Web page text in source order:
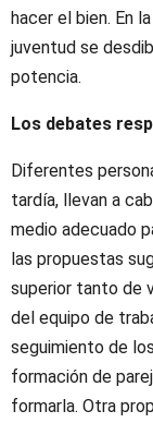
hacer el bien. En
juventud se
potencia.
Los debates
Diferentes
tardía, llevan a
medio adecuado
las propuestas
superior tanto de
del equipo de
seguimiento de
formación de
formarla. Otra